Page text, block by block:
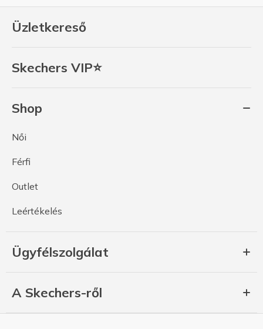
Üzletkereső
Skechers VIP⭐
Shop
Női
Férfi
Outlet
Leértékelés
Ügyfélszolgálat
A Skechers-ről